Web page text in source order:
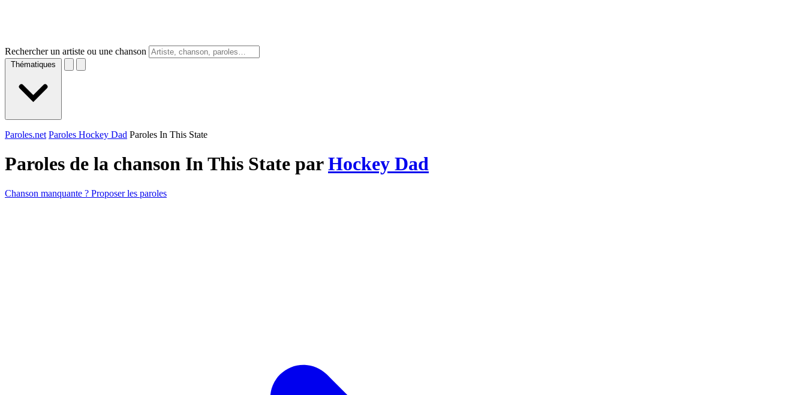
Rechercher un artiste ou une chanson
Thématiques
Paroles.net Paroles Hockey Dad Paroles In This State
Paroles de la chanson In This State parHockey Dad
Chanson manquante ? Proposer les paroles